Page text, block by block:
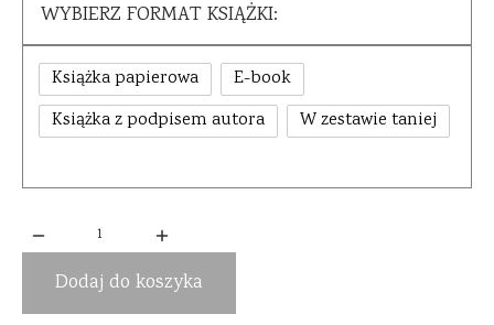
WYBIERZ FORMAT KSIĄŻKI:
Książka papierowa
E-book
Książka z podpisem autora
W zestawie taniej
Dodaj do koszyka